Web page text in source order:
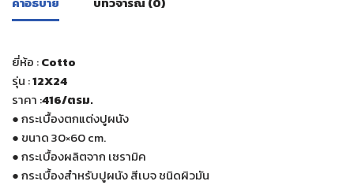
ยี่ห้อ :Cotto
รุ่น :12X24
ราคา :416/ตรม.
●กระเบื้องตกแต่งปูผนัง
● ขนาด 30×60 cm.
●กระเบื้องผลิตจาก เซรามิค
●กระเบื้องสำหรับปูผนัง สีเบจ ชนิดผิวมัน